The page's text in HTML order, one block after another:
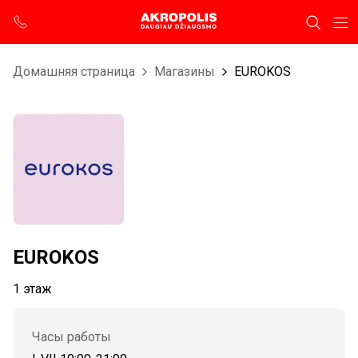
Домашняя страница Магазины EUROKOS
EUROKOS
1 этаж
Часы работы